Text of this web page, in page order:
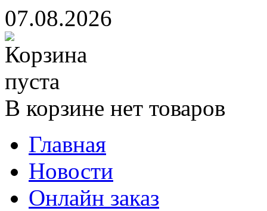
07.08.2026
В корзине нет товаров
Главная
Новости
Онлайн заказ